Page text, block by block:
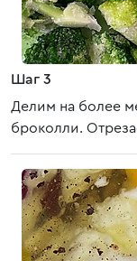
Шаг 3
Делим на более
броколли.